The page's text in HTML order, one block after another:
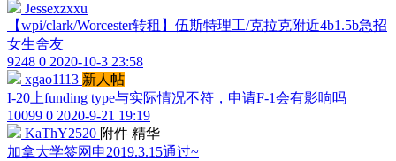
Jessexzxxu
【wpi/clark/Worcester转租】伍斯特理工/克拉克附近4b1.5b急招
女生舍友
9248 0 2020-10-3 23:58
xgao1113 新人帖
I-20上funding type与实际情况不符，申请F-1会有影响吗
10099 0 2020-9-21 19:19
KaThY2520 附件 精华
加拿大学签网申2019.3.15通过~